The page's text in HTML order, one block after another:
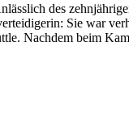
des
Sie war
Nachdem beim